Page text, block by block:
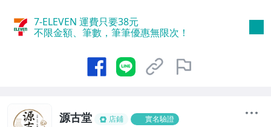
7-ELEVEN 運費只要38元
不限金額、筆數，筆筆優惠無限次！
源古堂 店鋪 實名驗證